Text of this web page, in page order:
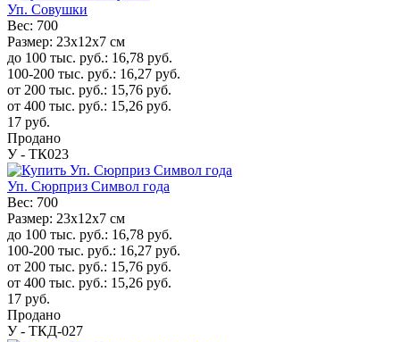
Уп. Совушки
Вес: 700
Размер: 23x12x7 см
до 100 тыс. руб.: 16,78 руб.
100-200 тыс. руб.: 16,27 руб.
от 200 тыс. руб.: 15,76 руб.
от 400 тыс. руб.: 15,26 руб.
17 руб.
Продано
У - ТК023
Уп. Сюрприз Символ года
Вес: 700
Размер: 23x12x7 см
до 100 тыс. руб.: 16,78 руб.
100-200 тыс. руб.: 16,27 руб.
от 200 тыс. руб.: 15,76 руб.
от 400 тыс. руб.: 15,26 руб.
17 руб.
Продано
У - ТКД-027